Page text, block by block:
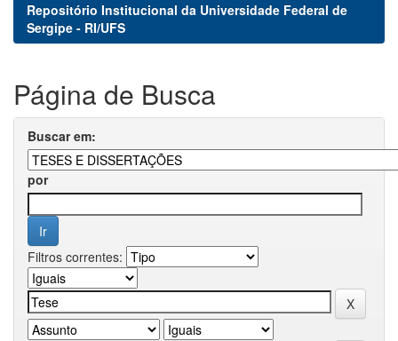
Repositório Institucional da Universidade Federal de
Sergipe - RI/UFS
Página de Busca
Buscar em:
por
Filtros correntes: